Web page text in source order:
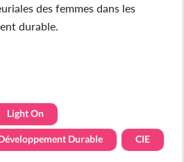
des femmes dans les
durable.
Light On
Durable CIE